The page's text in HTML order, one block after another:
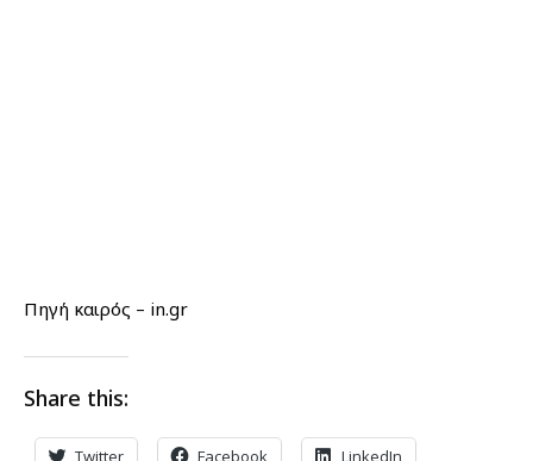
Πηγή καιρός – in.gr
Share this:
Twitter Facebook LinkedIn